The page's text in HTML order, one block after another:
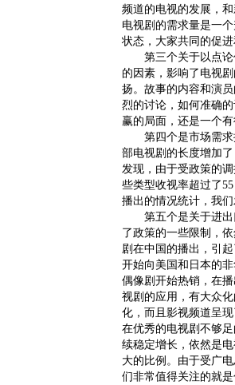
频道的电视的发展，
电视剧的需求量是一
状态，大家共同的促
第三个关于以点论
的因素，影响了电视
扬。故事的内容和演
烈的讨论，如何准确
赢的局面，还是一个有
第四个是市场需求
部电视剧的长度增加
发现，由于受政策的
些类型收视率超过了
播出的情况统计，我们
第五个是关于进出
了政策的一些限制，
剧在中国的播出，引
开始向美国和日本的
偶像剧开始热销，在
视剧的应用，有大众
化，而且影视频道呈
在优秀的电视剧不够
续稳定增长，依然是
大的比例。由于受广
们非常值得关注的就